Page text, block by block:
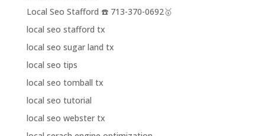
Local Seo Stafford ☎️ 713-370-0692🥇
local seo stafford tx
local seo sugar land tx
local seo tips
local seo tomball tx
local seo tutorial
local seo webster tx